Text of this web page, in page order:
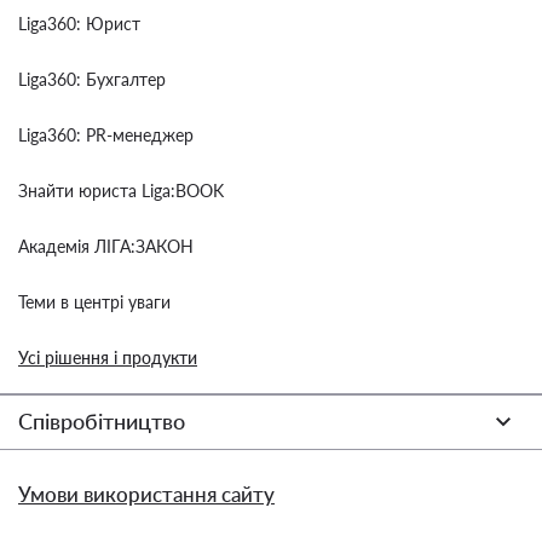
Liga360: Юрист
Liga360: Бухгалтер
Liga360: PR-менеджер
Знайти юриста Liga:BOOK
Академія ЛІГА:ЗАКОН
Теми в центрі уваги
Усі рішення і продукти
Співробітництво
Умови використання сайту